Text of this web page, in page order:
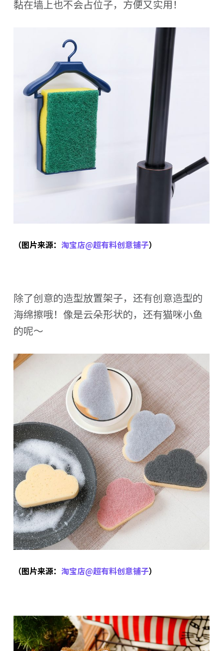
黏在墙上也不会占位子，方便又实用！
（图片来源： 淘宝店@超有料创意铺子）
除了创意的造型放置架子，还有创意造型的
海绵擦哦！像是云朵形状的，还有猫咪小鱼
的呢～
（图片来源： 淘宝店@超有料创意铺子）